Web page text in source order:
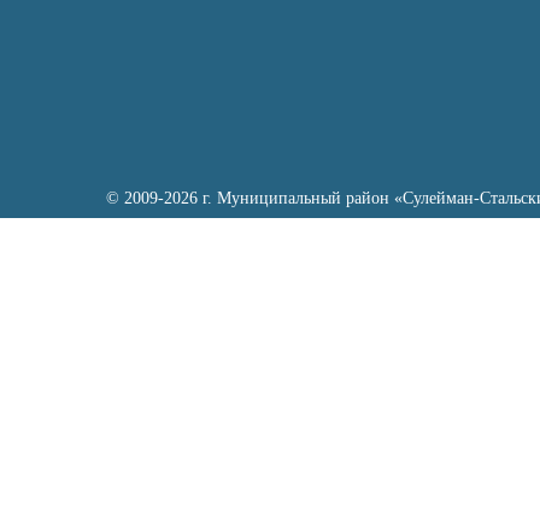
© 2009-2026 г. Муниципальный район «Сулейман-